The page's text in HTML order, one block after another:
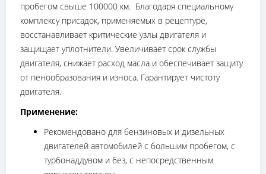
пробегом свыше 100000 км. Благодаря специальному
комплексу присадок, применяемых в рецептуре,
восстанавливает критические узлы двигателя и
защищает уплотнители. Увеличивает срок службы
двигателя, снижает расход масла и обеспечивает защиту
от пенообразования и износа. Гарантирует чистоту
двигателя.
Применение:
Рекомендовано для бензиновых и дизельных
двигателей автомобилей с большим пробегом, с
турбонаддувом и без, с непосредственным